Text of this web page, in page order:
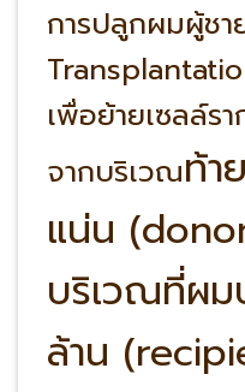
การปลูกผมผู้ช
เพื่อย้ายเซลล์ร
จากบริเวณท้า
แน่น
บริเวณที่ผม
ล้าน